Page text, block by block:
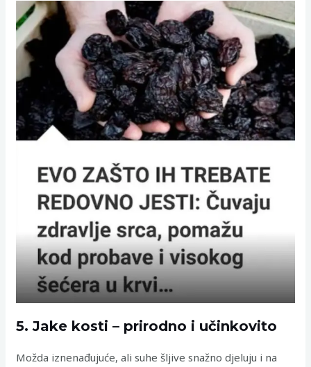
5. Jake kosti – prirodno i učinkovito
Možda iznenađujuće, ali suhe šljive snažno djeluju i na